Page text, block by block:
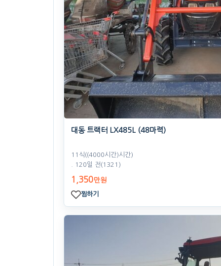
대동 트랙터 LX485L (48마력)
11식((4000시간)시간)
. 120일 전(1321)
1,350만원
찜하기